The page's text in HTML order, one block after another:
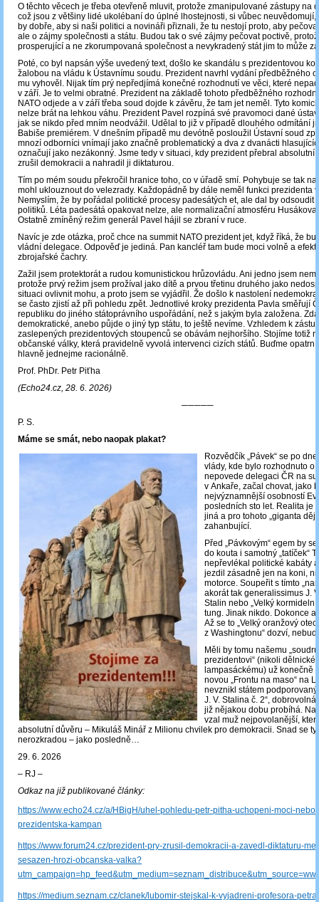
O těchto věcech je třeba otevřeně mluvit, protože zmanipulované zástupy na
což jsou z většiny lidé ukolébaní do úplné lhostejnosti, si vůbec neuvědomují,
by dobře, aby si naši politici a novináři přiznali, že tu nestojí proto, aby
ale o zájmy společnosti a státu. Budou tak o své zájmy pečovat poctivě,
prosperující a ne zkorumpovaná společnost a nevykradený stát jim to může
Poté, co byl napsán výše uvedený text, došlo ke skandálu s prezidentovou
žalobou na vládu k Ústavnímu soudu. Prezident navrhl vydání předběžného
mu vyhověl. Nijak tím prý nepředjímá konečné rozhodnutí ve věci, které
v září. Je to velmi obratné. Prezident na základě tohoto předběžného
NATO odjede a v září třeba soud dojde k závěru, že tam jet neměl. Tyto
nelze brát na lehkou váhu. Prezident Pavel rozpíná své pravomoci dané
jak se nikdo před mním neodvážil. Udělal to již v případě dlouhého odmítání
Babiše premiérem. V dnešním případě mu devótně posloužil Ústavní soud
mnozí odborníci vnímají jako značně problematický a dva z dvanácti
označují jako nezákonný. Jsme tedy v situaci, kdy prezident přebral absolutní
zrušil demokracii a nahradil ji diktaturou.
Tím po mém soudu překročil hranice toho, co v úřadě smí. Pohybuje se tak
mohl uklouznout do velezrady. Každopádně by dále neměl funkci prezidenta
Nemyslím, že by pořádal politické procesy padesátých et, ale dal by odsoudit
politiků. Léta padesátá opakovat nelze, ale normalizační atmosféru
Ostatně zmíněný režim generál Pavel hájil se zbraní v ruce.
Navíc je zde otázka, proč chce na summit NATO prezident jet, když říká, že
vládní delegace. Odpověď je jediná. Pan kancléř tam bude moci volně a
zbrojařské čachry.
Zažil jsem protektorát a rudou komunistickou hrůzovládu. Ani jedno jsem
protože prvý režim jsem prožíval jako dítě a prvou třetinu druhého jako
situaci ovlivnit mohu, a proto jsem se vyjádřil. Že došlo k nastolení
se často zjistí až při pohledu zpět. Jednotlivé kroky prezidenta Pavla směřují
republiku do jiného státoprávního uspořádání, než s jakým byla založena.
demokratické, anebo půjde o jiný typ státu, to ještě nevíme. Vzhledem k
zaslepených prezidentových stoupenců se obávám nejhoršího. Stojíme totiž
občanské války, která pravidelně vyvolá intervenci cizích států. Buďme
hlavně jednejme racionálně.
Prof. PhDr. Petr Piťha
(Echo24.cz, 28. 6. 2026)
─────
P. S.
Máme se smát, nebo naopak plakat?
Rozvědčík „Pávek“ se po
vlády, kde bylo rozhodnuto o
nepovede delegaci ČR na
v Ankaře, začal chovat, jako
nejvýznamnější osobností
posledních sto let. Realita je
jiná a pro tohoto „giganta
zahanbující.
Před „Pávkovým“ egem by
do kouta i samotný „tatíček“
nepřevlékal politické kabáty
jezdil zásadně jen na koni,
motorce. Soupeřit s tímto
akorát tak generalissimus J.
Stalin nebo „Velký
tung. Jinak nikdo. Dokonce
Až se to „Velký oranžový otec
z Washingtonu“ dozví,
Měli by tomu našemu
prezidentovi“ (nikoli
lampasáckému) už konečně
novou „Frontu na maso“ na
nevznikl státem podporovaný
J. V. Stalina č. 2“,
již nějakou dobu probíhá. Na
vzal muž nejpovolanější,
absolutní důvěru – Mikuláš Minář z Milionu chvilek pro demokracii. Snad se
nerozkradou – jako posledně…
29. 6. 2026
‒ RJ ‒
Odkaz na již publikované články:
https://www.echo24.cz/a/HBigH/uhel-pohledu-petr-pitha-uchopeni-moci-
prezidentska-kampan
https://www.forum24.cz/prezident-pry-zrusil-demokracii-a-zavedl-diktaturu-
sesazen-hrozi-obcanska-valka?
https://medium.seznam.cz/clanek/lubomir-stejskal-k-vyjadreni-profesora-